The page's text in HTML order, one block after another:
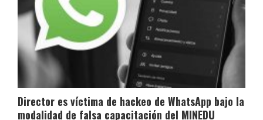
Director es víctima de hackeo de WhatsApp bajo la
modalidad de falsa capacitación del MINEDU